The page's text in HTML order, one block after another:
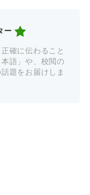
ー
確に伝わること
語」や、校閲の
題をお届けしま